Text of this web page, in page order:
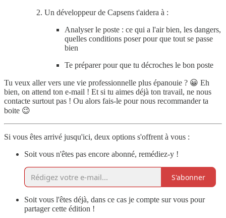
Un développeur de Capsens t'aidera à :
Analyser le poste : ce qui a l'air bien, les dangers,
quelles conditions poser pour que tout se passe
bien
Te préparer pour que tu décroches le bon poste
Tu veux aller vers une vie professionnelle plus épanouie ? 😀 Eh
bien, on attend ton e-mail ! Et si tu aimes déjà ton travail, ne nous
contacte surtout pas ! Ou alors fais-le pour nous recommander ta
boite 😉
Si vous êtes arrivé jusqu'ici, deux options s'offrent à vous :
Soit vous n'êtes pas encore abonné, remédiez-y !
S'abonner
Soit vous l'êtes déjà, dans ce cas je compte sur vous pour
partager cette édition !